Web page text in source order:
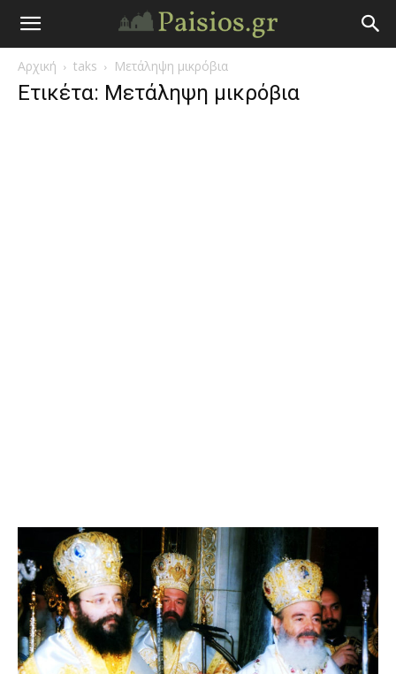
Άγιος
Γέροντας
Αρχική taks Μετάληψη μικρόβια
Ετικέτα: Μετάληψη μικρόβια